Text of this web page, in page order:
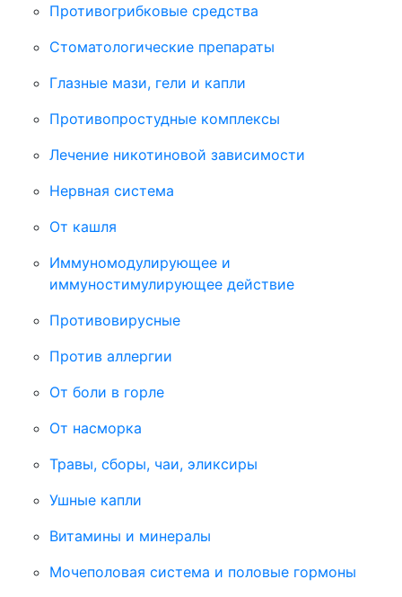
Противогрибковые средства
Стоматологические препараты
Глазные мази, гели и капли
Противопростудные комплексы
Лечение никотиновой зависимости
Нервная система
От кашля
Иммуномодулирующее и
иммуностимулирующее действие
Противовирусные
Против аллергии
От боли в горле
От насморка
Травы, сборы, чаи, эликсиры
Ушные капли
Витамины и минералы
Мочеполовая система и половые гормоны